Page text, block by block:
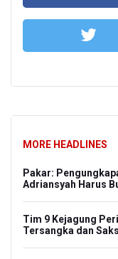
MORE HEADLINES
Pakar:
Adriansyah Harus
Tim 9 Kejagung
Tersangka dan